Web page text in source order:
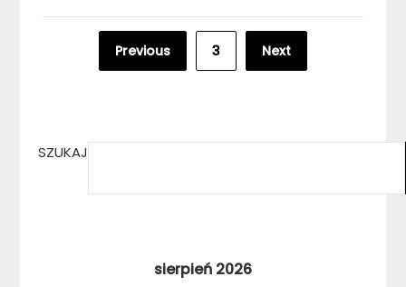
Stronicowanie
wpisów
Previous 3 Next
SZUKAJ
sierpień 2026